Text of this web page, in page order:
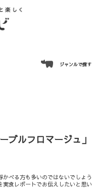
ジャンルで探す
ブルフロマージュ」
べる方も多いのではないでしょう
食レポートでお伝えしたいと思い